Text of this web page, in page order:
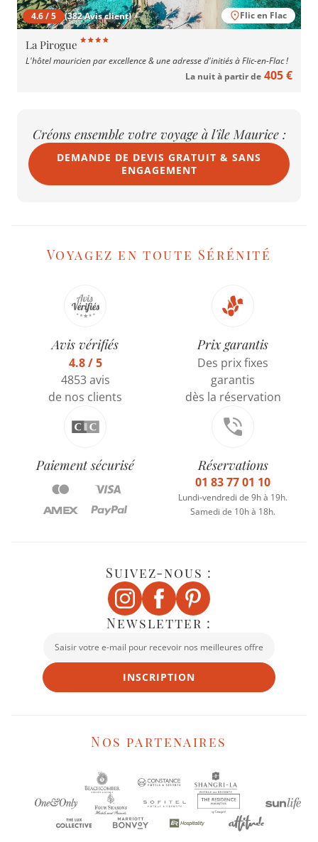
4.6 / 5 (382 Avis client) Flic en Flac
La Pirogue
L'hôtel mauricien par excellence & une adresse d'initiés à Flic-en-Flac !
La nuit à partir de 405 €
Créons ensemble votre voyage à l'île Maurice :
DEMANDE DE DEVIS GRATUIT & SANS
ENGAGEMENT
Voyagez en toute Sérénité
Avis vérifiés
4.8 / 5
4853 avis
de nos clients
Prix garantis
Des prix fixes
garantis
dès la réservation
Paiement sécurisé Réservations
01 83 77 01 10
Lundi-vendredi de 9h à 19h.
Samedi de 10h à 18h.
Suivez-nous :
Newsletter :
INSCRIPTION
Nos partenaires